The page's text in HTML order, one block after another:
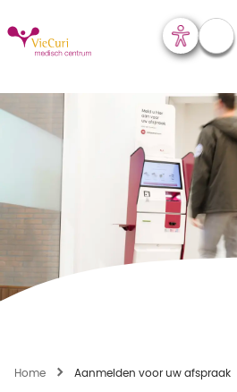
Home Aanmelden voor uw afspraak